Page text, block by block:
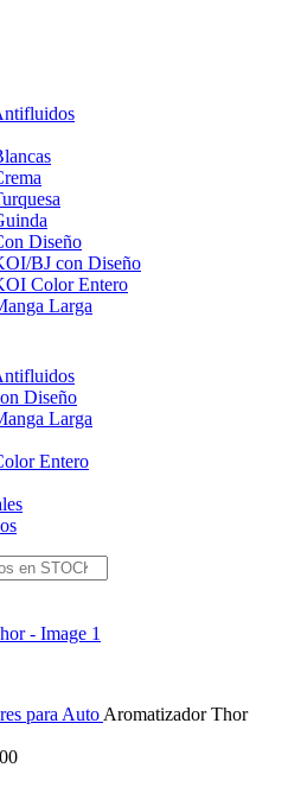
Diseño
BJ con Diseño
Color Entero
Larga
Diseño
Larga
Entero
para Auto Aromatizador Thor